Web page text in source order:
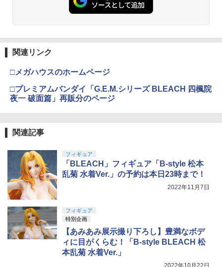
関連リンク
□メガハウスのホームページ
□プレミアムバンダイ「G.E.M.シリーズ BLEACH 四楓院
夜一 破面篇」再販分のページ
関連記事
フィギュア
「BLEACH」フィギュア「B-style 松本
乱菊 水着Ver.」の予約は本日23時まで！
2022年11月7日
フィギュア
特別企画
【あみあみ展示撮り下ろし】豊満なボデ
ィに目がくらむ！「B-style BLEACH 松
本乱菊 水着Ver.」
2022年10月22日